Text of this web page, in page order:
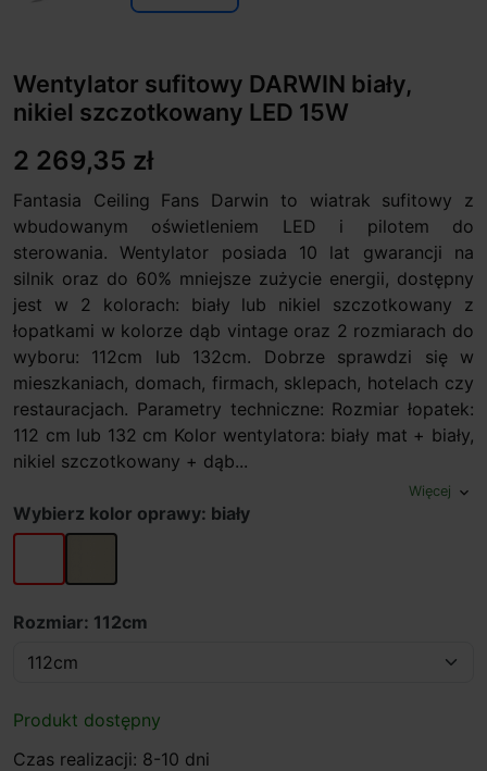
Wentylator sufitowy DARWIN biały,
nikiel szczotkowany LED 15W
2 269,35 zł
Fantasia Ceiling Fans Darwin to wiatrak sufitowy z
wbudowanym oświetleniem LED i pilotem do
sterowania. Wentylator posiada 10 lat gwarancji na
silnik oraz do 60% mniejsze zużycie energii, dostępny
jest w 2 kolorach: biały lub nikiel szczotkowany z
łopatkami w kolorze dąb vintage oraz 2 rozmiarach do
wyboru: 112cm lub 132cm. Dobrze sprawdzi się w
mieszkaniach, domach, firmach, sklepach, hotelach czy
restauracjach. Parametry techniczne: Rozmiar łopatek:
112 cm lub 132 cm Kolor wentylatora: biały mat + biały,
nikiel szczotkowany + dąb...
Więcej expand_more
Wybierz kolor oprawy: biały
biały nikiel szczotkowany
Rozmiar: 112cm
Produkt dostępny
Czas realizacji: 8-10 dni